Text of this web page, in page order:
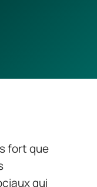
fort que
qui